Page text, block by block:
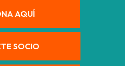
AQUÍ
SOCIO